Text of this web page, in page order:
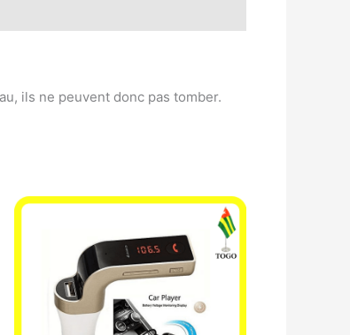
ils ne peuvent donc pas tomber.